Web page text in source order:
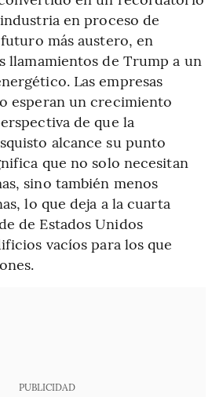
en proceso de
más austero, en
llamamientos de Trump a un
Las empresas
esperan un crecimiento
de que la
alcance su punto
que no solo necesitan
sino también menos
lo que deja a la cuarta
de Estados Unidos
vacíos para los que
PUBLICIDAD